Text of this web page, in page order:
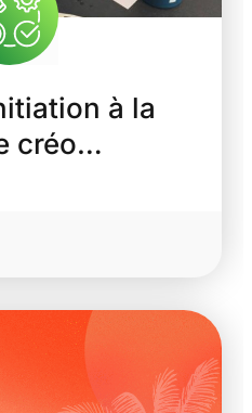
à la
créo…